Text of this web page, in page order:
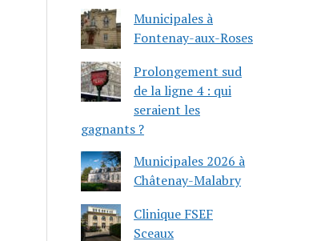
Municipales à
Fontenay-aux-Roses
Prolongement sud
de la ligne 4 : qui
seraient les
gagnants ?
Municipales 2026 à
Châtenay-Malabry
Clinique FSEF
Sceaux